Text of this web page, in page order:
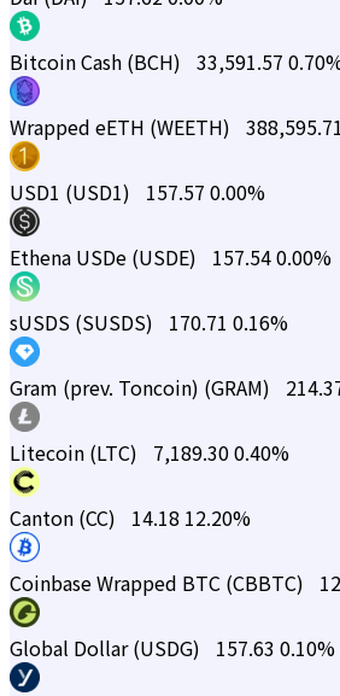
Bitcoin Cash (BCH) 33,591.57
Wrapped eETH (WEETH) 388,595.71
USD1 (USD1) 157.57 0.00%
Ethena USDe (USDE) 157.540.00%
sUSDS (SUSDS) 170.71 0.16%
Gram (prev. Toncoin) (GRAM)
Litecoin (LTC) 7,189.300.40%
Canton (CC) 14.18 12.20%
Coinbase Wrapped BTC (CBBTC)
Global Dollar (USDG) 157.63 0.10%